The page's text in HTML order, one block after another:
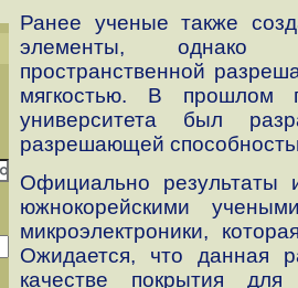
Ранее ученые также
элементы, однако
пространственной
мягкостью. В прошлом
университета был
разрешающей
Официально результаты
южнокорейскими
микроэлектроники,
Ожидается, что данная
качестве покрытия